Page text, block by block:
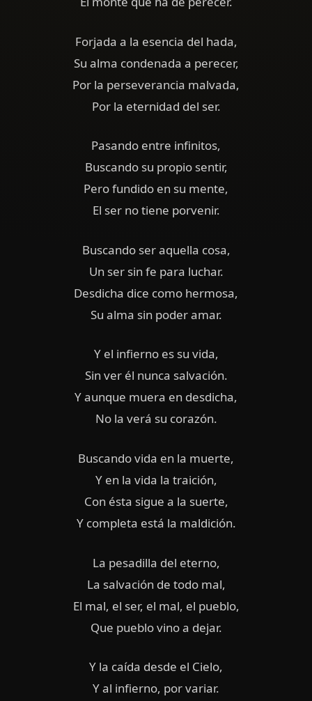
Forjada a la esencia del hada,
Su alma condenada a perecer,
Por la perseverancia malvada,
Por la eternidad del ser.
Pasando entre infinitos,
Buscando su propio sentir,
Pero fundido en su mente,
El ser no tiene porvenir.
Buscando ser aquella cosa,
Un ser sin fe para luchar.
Desdicha dice como hermosa,
Su alma sin poder amar.
Y el infierno es su vida,
Sin ver él nunca salvación.
Y aunque muera en desdicha,
No la verá su corazón.
Buscando vida en la muerte,
Y en la vida la traición,
Con ésta sigue a la suerte,
Y completa está la maldición.
La pesadilla del eterno,
La salvación de todo mal,
El mal, el ser, el mal, el pueblo,
Que pueblo vino a dejar.
Y la caída desde el Cielo,
Y al infierno, por variar.